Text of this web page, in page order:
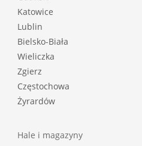
Katowice
Lublin
Bielsko-Biała
Wieliczka
Zgierz
Częstochowa
Żyrardów
Hale i magazyny